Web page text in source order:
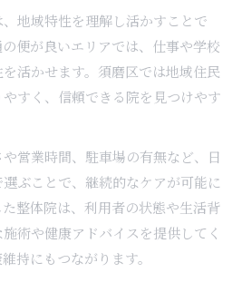
地域特性を理解し活かすことで
便が良いエリアでは、仕事や学校
活かせます。須磨区では地域住民
すく、信頼できる院を見つけやす
営業時間、駐車場の有無など、日
ぶことで、継続的なケアが可能に
整体院は、利用者の状態や生活背
術や健康アドバイスを提供してく
持にもつながります。